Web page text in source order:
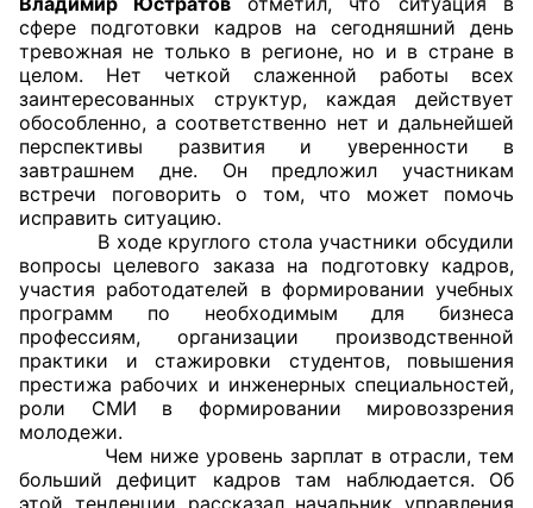
Общественные советы
Общественные советы при территориальных
органах федеральных органов
исполнительной власти
Общественные советы по проведению
независимой оценки качества условий
оказания услуг
О Палате
Структура Палаты
Комиссии
Экспертный совет ОП КО
Совет ОП КО
сфере подготовки кадров на сегодняшний день
тревожная не только в регионе, но и в стране в
целом. Нет четкой слаженной работы всех
заинтересованных структур, каждая действует
обособленно, а соответственно нет и дальнейшей
перспективы развития и уверенности в
завтрашнем дне. Он предложил участникам
встречи поговорить о том, что может помочь
исправить ситуацию.
В ходе круглого стола участники обсудили
вопросы целевого заказа на подготовку кадров,
участия работодателей в формировании учебных
программ по необходимым для бизнеса
профессиям, организации производственной
практики и стажировки студентов, повышения
престижа рабочих и инженерных специальностей,
роли СМИ в формировании мировоззрения
молодежи.
Чем ниже уровень зарплат в отрасли, тем
больший дефицит кадров там наблюдается. Об
этой тенденции рассказал начальник управления